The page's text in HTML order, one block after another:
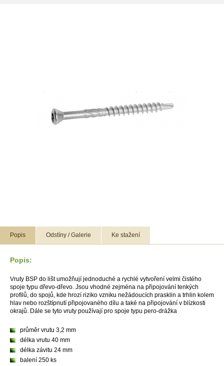
Popis Odstíny / Galerie Ke stažení
Popis:
Vruty BSP do lišt umožňují jednoduché a rychlé vytvoření velmi čistého
spoje typu dřevo-dřevo. Jsou vhodné zejména na připojování tenkých
profilů, do spojů, kde hrozí riziko vzniku nežádoucích prasklin a trhlin kolem
hlav nebo rozštípnutí připojovaného dílu a také na připojování v blízkosti
okrajů. Dále se tyto vruty používají pro spoje typu pero-drážka
průměr vrutu 3,2 mm
délka vrutu 40 mm
délka závitu 24 mm
balení 250 ks